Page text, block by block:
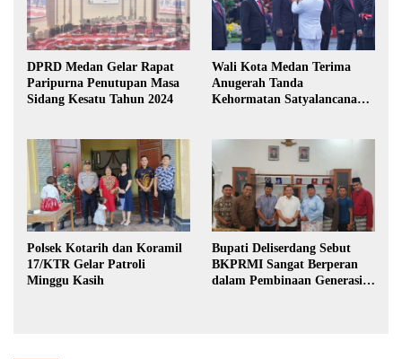
DPRD Medan Gelar Rapat
Paripurna Penutupan Masa
Sidang Kesatu Tahun 2024
Wali Kota Medan Terima
Anugerah Tanda
Kehormatan Satyalancana
Polsek Kotarih dan Koramil
17/KTR Gelar Patroli
Minggu Kasih
Bupati Deliserdang Sebut
BKPRMI Sangat Berperan
dalam Pembinaan Generasi